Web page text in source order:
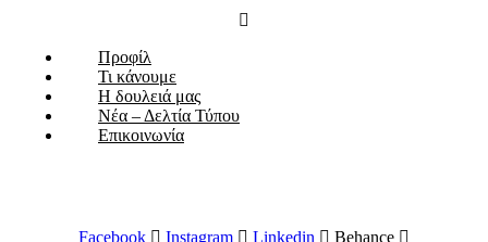
Προφίλ
Τι κάνουμε
Η δουλειά μας
Νέα – Δελτία Τύπου
Επικοινωνία
Facebook Instagram Linkedin Behance